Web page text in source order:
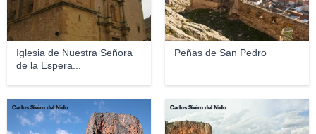
Iglesia de Nuestra Señora
de la Espera...
Peñas de San Pedro
Carlos Sieiro del Nido Carlos Sieiro del Nido